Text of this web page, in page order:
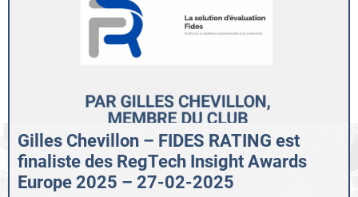
Gilles Chevillon – FIDES RATING est
finaliste des RegTech Insight Awards
Europe 2025 – 27-02-2025